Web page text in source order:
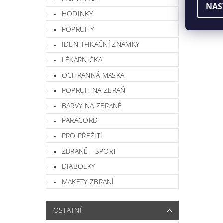
HODINKY
POPRUHY
IDENTIFIKAČNÍ ZNÁMKY
LÉKÁRNIČKA
OCHRANNÁ MASKA
POPRUH NA ZBRAŇ
BARVY NA ZBRANĚ
PARACORD
PRO PŘEŽITÍ
ZBRANĚ - SPORT
DIABOLKY
MAKETY ZBRANÍ
OSTATNÍ
Buďte